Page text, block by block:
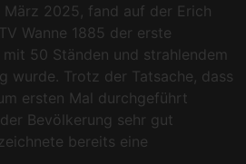
März 2025, fand auf der Erich
Wanne 1885 der erste
50 Ständen und strahlendem
wurde. Trotz der Tatsache, dass
ersten Mal durchgeführt
Bevölkerung sehr gut
bereits eine